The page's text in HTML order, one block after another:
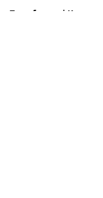
Transformasi